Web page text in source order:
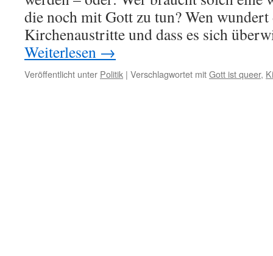
die noch mit Gott zu tun? Wen
Kirchenaustritte und dass es sich
Weiterlesen →
Veröffentlicht unter Politik | Verschlagwortet mitGott ist queer,